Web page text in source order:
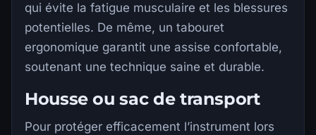
qui évite la fatigue musculaire et les blessures
potentielles. De même, un tabouret
ergonomique garantit une assise confortable,
soutenant une technique saine et durable.
Housse ou sac de transport
Pour protéger efficacement l’instrument lors